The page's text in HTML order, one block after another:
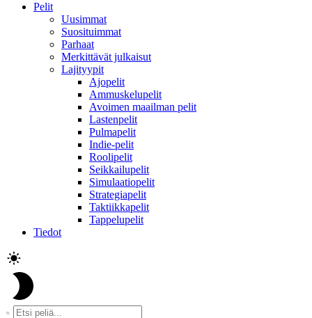
Pelit
Uusimmat
Suosituimmat
Parhaat
Merkittävät julkaisut
Lajityypit
Ajopelit
Ammuskelupelit
Avoimen maailman pelit
Lastenpelit
Pulmapelit
Indie-pelit
Roolipelit
Seikkailupelit
Simulaatiopelit
Strategiapelit
Taktiikkapelit
Tappelupelit
Tiedot